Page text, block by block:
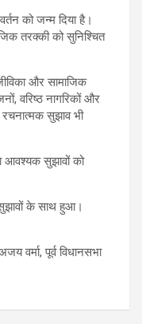
को जन्म दिया है।
तरक्की को सुनिश्चित
और सामाजिक
वरिष्ठ नागरिकों और
सुझाव भी
आवश्यक सुझावों को
सुझावों के साथ हुआ।
वर्मा, पूर्व विधानसभा